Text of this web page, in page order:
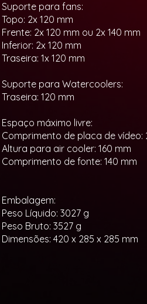
Suporte para fans:
Topo: 2x 120 mm
Frente: 2x 120 mm ou 2x 140 mm
Inferior: 2x 120 mm
Traseira: 1x 120 mm
Suporte para Watercoolers:
Traseira: 120 mm
Espaço máximo livre:
Comprimento de placa de vídeo:
Altura para air cooler: 160 mm
Comprimento de fonte: 140 mm
Embalagem:
Peso Líquido: 3027 g
Peso Bruto: 3527 g
Dimensões: 420 x 285 x 285 mm